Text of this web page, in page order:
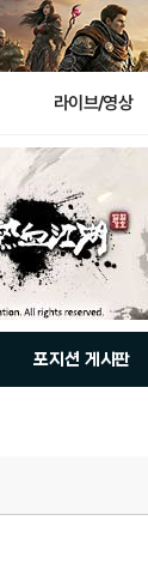
라이브/영상
포지션 게시판